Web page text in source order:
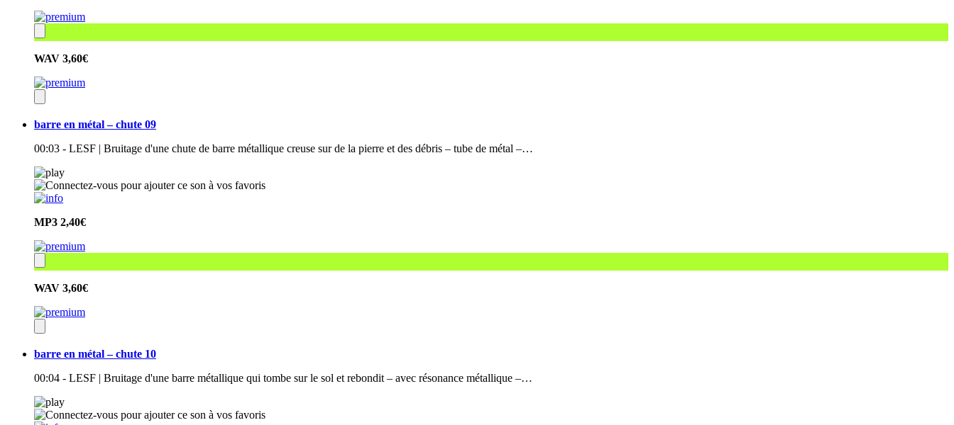
WAV 3,60€
barre en métal – chute 09
00:03 - LESF | Bruitage d'une chute de barre métallique creuse sur de la pierre et des débris – tube de métal –…
MP3 2,40€
WAV 3,60€
barre en métal – chute 10
00:04 - LESF | Bruitage d'une barre métallique qui tombe sur le sol et rebondit – avec résonance métallique –…